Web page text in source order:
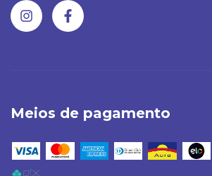
Meios de pagamento